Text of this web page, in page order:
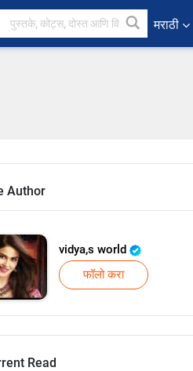
मराठी
Author
vidya,s world
फॉलो करा
Read